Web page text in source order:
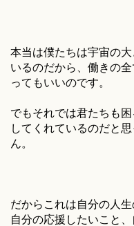
本当は僕たちは宇宙の
いるのだから、働きの
ってもいいのです。
でもそれでは君たちも
してくれているのだと
ん。
だからこれは自分の人
自分の応援したいこと